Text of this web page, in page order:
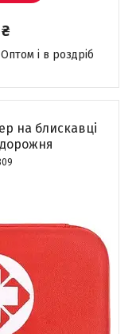
Оптом і в роздріб
на блискавці